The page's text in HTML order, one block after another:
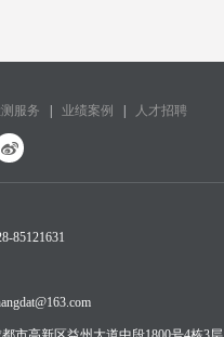
服务 | 业绩案例 | 人才招聘
85121631